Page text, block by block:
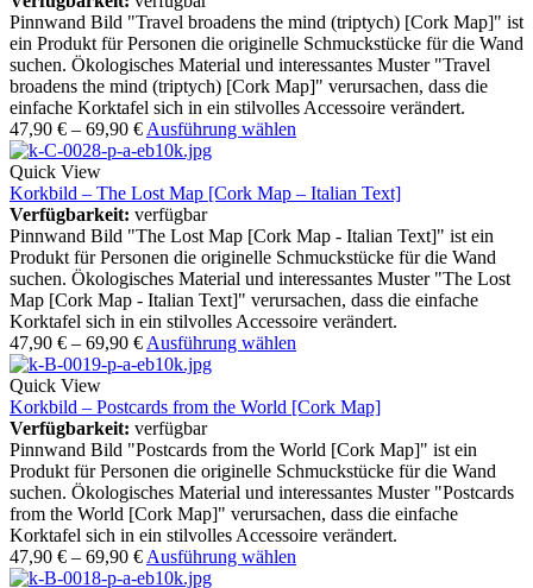
Pinnwand Bild "Travel broadens the mind (triptych) [Cork Map]" ist
ein Produkt für Personen die originelle Schmuckstücke für die Wand
suchen. Ökologisches Material und interessantes Muster "Travel
broadens the mind (triptych) [Cork Map]" verursachen, dass die
einfache Korktafel sich in ein stilvolles Accessoire verändert.
47,90 € – 69,90 € Ausführung wählen
Quick View
Korkbild – The Lost Map [Cork Map – Italian Text]
Verfügbarkeit: verfügbar
Pinnwand Bild "The Lost Map [Cork Map - Italian Text]" ist ein
Produkt für Personen die originelle Schmuckstücke für die Wand
suchen. Ökologisches Material und interessantes Muster "The Lost
Map [Cork Map - Italian Text]" verursachen, dass die einfache
Korktafel sich in ein stilvolles Accessoire verändert.
47,90 € – 69,90 € Ausführung wählen
Quick View
Korkbild – Postcards from the World [Cork Map]
Verfügbarkeit: verfügbar
Pinnwand Bild "Postcards from the World [Cork Map]" ist ein
Produkt für Personen die originelle Schmuckstücke für die Wand
suchen. Ökologisches Material und interessantes Muster "Postcards
from the World [Cork Map]" verursachen, dass die einfache
Korktafel sich in ein stilvolles Accessoire verändert.
47,90 € – 69,90 € Ausführung wählen